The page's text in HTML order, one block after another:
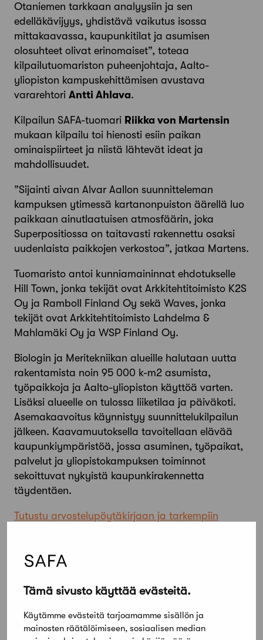
Tämä sivusto käyttää evästeitä.
Käytämme evästeitä tarjoamamme sisällön ja
mainosten räätälöimiseen, sosiaalisen median
Otaniemen tarkkaan analyysiin ja sen
edelläkävijyys, yhdistävä vaikutus isossa
mittakaavassa, kaupunkitilat ja asumisen
olosuhteet olivat erinomaiset”, toteaa
kilpailutuomariston puheenjohtaja, Aalto-
yliopiston kampuskehittämisen avustava
vararehtori Antti Ahlava.
Kilpailun SAFA-tuomari Riikka von Martensin
mukaan kilpailu toi hienosti esiin paikan
ominaispiirteet ja niistä lähtevät ideat ja
mahdollisuudet.
”Sijainti aivan Alvar Aallon suunnitteleman
kampuksen ytimessä kartanonpuiston äärellä luo
paikkaan ainutlaatuisen atmosfäärin, joka
Superpositiossa on taitavasti rakennettu osaksi
uudenlaista paikkojen verkostoa”, jatkaa Martens.
Tuomaristo antoi kunniamaininnat ehdotukselle
Hill Town, jonka tekijät ovat Arkkitehtitoimisto K2S
Oy ja Ramboll Finland Oy sekä Waves, jonka
tekijät ovat Arkkitehtitoimisto Lahdelma &
Mahlamäki Oy ja WSP Finland Oy.
Biologin ja Meritekniikan alueille halutaan uutta
rakentamista noin 95 000 k-m2 asumista,
työpaikkoja ja Aalto-yliopiston käyttöä varten.
Lisäksi alueelle on tulossa liiketilaa ja päiväkoti.
Asemakaavoitus käynnistyy suunnittelukilpailun
jälkeen. Kaavamuutoksella tavoitellaan elävää
kaupunkiympäristöä, jossa asuminen, työpaikat,
palvelut ja yliopistokampuksen toiminnot
sekoittuvat nykyistä kaupunkirakennetta
täydentäen.
Tutustu arvostelupöytäkirjaan ja tarkempiin